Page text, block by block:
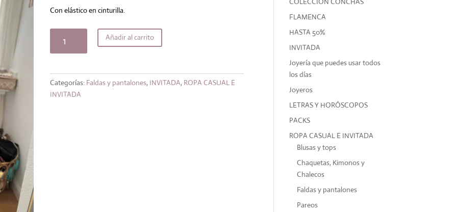
era:
Con elástico en cinturilla.
Sevilla
Añadir al carrito
Categorías: Faldas y pantalones, INVITADA, ROPA CASUAL E
INVITADA
FLAMENCA
HASTA 50%
INVITADA
Joyería que puedes usar todos
los días
Joyeros
LETRAS Y HORÓSCOPOS
PACKS
ROPA CASUAL E INVITADA
Blusas y tops
Chaquetas, Kimonos y
Chalecos
Faldas y pantalones
Pareos